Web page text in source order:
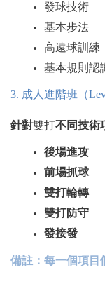
發球技術
基本步法
高遠球訓練
基本規則認
3. 成人進階班（
針對雙打不同技術
後場進攻
前場抓球
雙打輪轉
雙打防守
發接發
備註：每一個項目